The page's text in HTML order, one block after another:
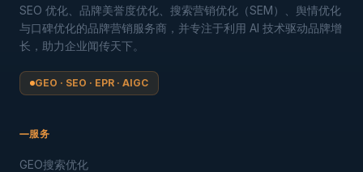
SEO 优化、品牌美誉度优化、搜索营销优化（SEM）、舆情优化
与口碑优化的品牌营销服务商，并专注于利用 AI 技术驱动品牌增
长，助力企业闻传天下。
GEO · SEO · EPR · AIGC
服务
GEO搜索优化